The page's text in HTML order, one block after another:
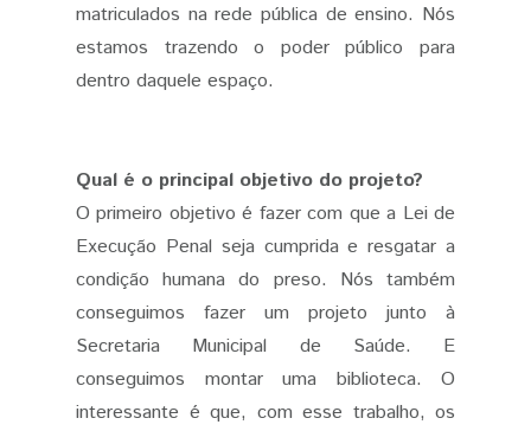
matriculados na rede pública de ensino. Nós
estamos trazendo o poder público para
dentro daquele espaço.
Qual é o principal objetivo do projeto?
O primeiro objetivo é fazer com que a Lei de
Execução Penal seja cumprida e resgatar a
condição humana do preso. Nós também
conseguimos fazer um projeto junto à
Secretaria Municipal de Saúde. E
conseguimos montar uma biblioteca. O
interessante é que, com esse trabalho, os